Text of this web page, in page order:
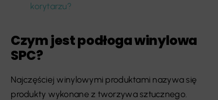
korytarzu?
Czym jest podłoga winylowa
SPC?
Najczęściej winylowymi produktami nazywa się
produkty wykonane z tworzywa sztucznego.